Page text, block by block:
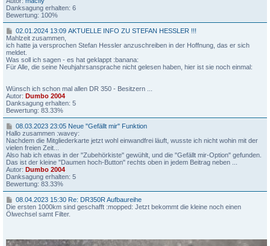
s
a
s
p
r
a
c
h
e
o
m
d
i
c
e
n
M
o
d
–
k
u
r
z
u
n
d
:
3
3
R
e
:
A
u
a
u
D
R
5
0
D
K
4
1
Danksagung erhalten: 6
Bewertung: 100%
0
2
.
0
1
.
2
4
1
3
:
0
9
A
K
T
U
E
L
E
N
F
U
02.01.2024 13:09 AKTUELLE INFO ZU STEFAN HESSLER !!!
Mahlzeit zusammen,
ich hatte ja versprochen Stefan Hessler anzuschreiben in der Hoffnung, das er sich
meldet.
Was soll ich sagen - es hat geklappt :banana:
Für Alle, die seine Neuhjahrsansprache nicht gelesen haben, hier ist sie noch einmal:
Wünsch ich schon mal allen DR 350 - Besitzern ...
Autor: Dumbo 2004
Danksagung erhalten: 5
Bewertung: 83.33%
0
8
.
0
3
.
2
0
2
3
2
3
:
N
08.03.2023 23:05 Neue "Gefällt mir" Funktion
Hallo zusammen :wavey:
Nachdem die Mitgliederkarte jetzt wohl einwandfrei läuft, wusste ich nicht wohin mit der
vielen freien Zeit...
Also hab ich etwas in der "Zubehörkiste" gewühlt, und die "Gefällt mir-Option" gefunden.
Das ist der kleine "Daumen hoch-Button" rechts oben in jedem Beitrag neben ...
Autor: Dumbo 2004
Danksagung erhalten: 5
Bewertung: 83.33%
0
8
.
2
08.04.2023 15:30 Re: DR350R Aufbaureihe
Die ersten 1000km sind geschafft :mopped: Jetzt bekommt die kleine noch einen
Ölwechsel samt Filter.